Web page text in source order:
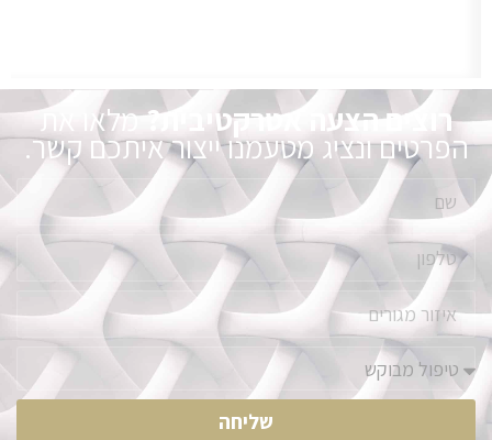
רוצים הצעה אטרקטיבית?מלאו את
הפרטים ונציג מטעמנו ייצור איתכם קשר.
שליחה